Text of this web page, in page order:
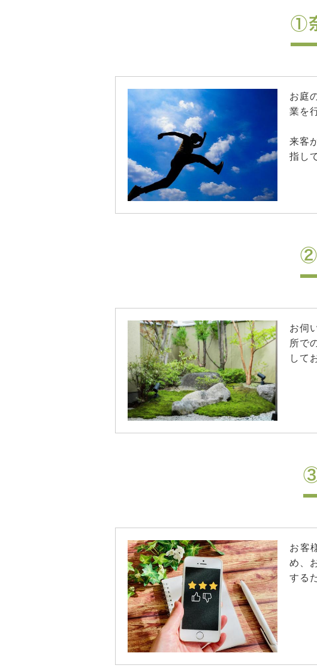
①
お庭
業を
来客
指し
②
お伺
所で
して
③
お客
め、
する